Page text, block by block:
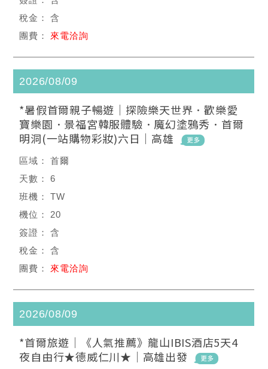
含
來電洽詢
2026/08/09
*暑假首爾親子暢遊｜探險樂天世界．歡樂愛
寶樂園．景福宮韓服體驗．魔幻塗鴉秀．首爾
明洞(一站購物彩妝)六日｜高雄
首爾
6
TW
20
含
含
來電洽詢
2026/08/09
*首爾旅遊｜《人氣推薦》龍山IBIS酒店5天4
夜自由行★德威仁川★｜高雄出發